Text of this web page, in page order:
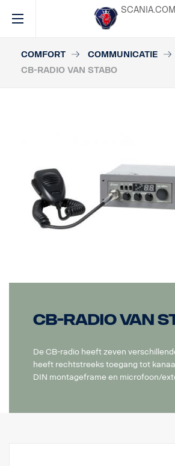
SCANIA.COM
COMFORT
COMMUNICATIE
CB-RADIO VAN STABO
CB-radio van
De CB-radio heeft zeven
heeft rechtstreeks toegang tot
DIN montageframe en microfoon/